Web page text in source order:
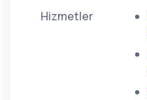
Hizmetler